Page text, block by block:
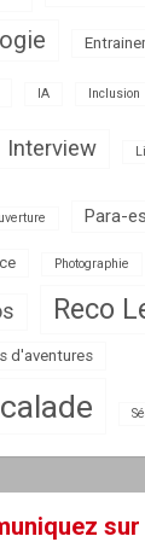
IA Inclusion
Interview
Para-
Photographie
Reco
d'aventures